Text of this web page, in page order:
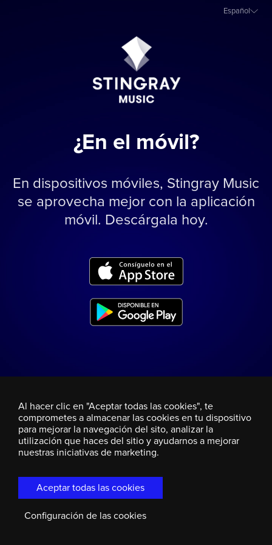
Español
¿En el móvil?
En dispositivos móviles, Stingray Music
se aprovecha mejor con la aplicación
móvil. Descárgala hoy.
Al hacer clic en "Aceptar todas las cookies", te
comprometes a almacenar las cookies en tu dispositivo
para mejorar la navegación del sito, analizar la
utilización que haces del sitio y ayudarnos a mejorar
nuestras iniciativas de marketing.
Aceptar todas las cookies
Configuración de las cookies